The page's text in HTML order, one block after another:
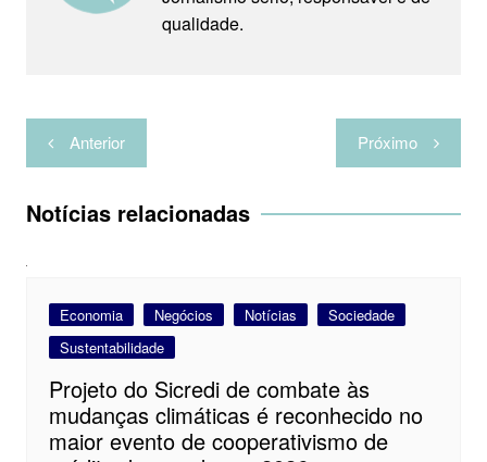
r
a
qualidade.
Navegação
de
Post
Anterior Próximo
Notícias relacionadas
Economia Negócios Notícias
Sociedade
Sustentabilidade
Projeto do Sicredi de combate às
mudanças climáticas é reconhecido no
maior evento de cooperativismo de